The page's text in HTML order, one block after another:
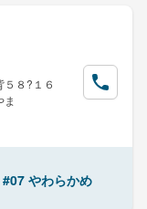
８?１６
やわらかめ